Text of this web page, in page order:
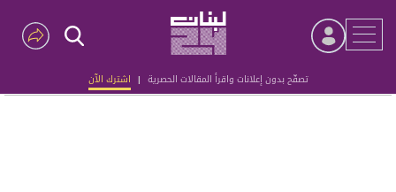
تصفّح بدون إعلانات واقرأ المقالات الحصرية | اشترك الآن
Advertisement